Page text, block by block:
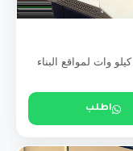
مولدات كهرباء ديزل بقدرات من 20 إلى 1000 كيلو وات لمواقع البناء
اطلب